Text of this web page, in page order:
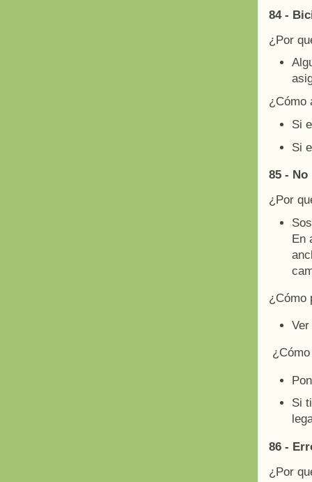
84 -
¿Por
¿Cómo
Si
Si
85 -
¿Por
En
¿Cómo
Si
86 -
¿Por